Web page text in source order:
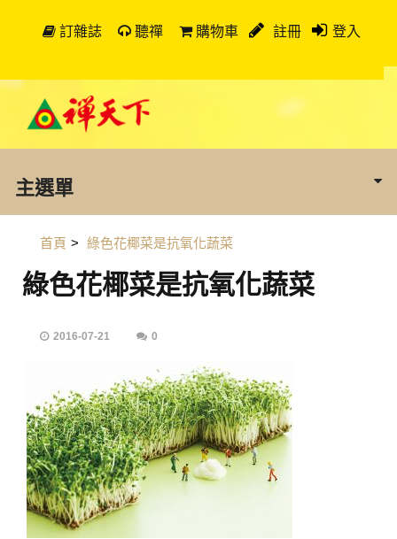
訂雜誌 聽禪 購物車 註冊 登入
主選單
首頁 > 綠色花椰菜是抗氧化蔬菜
綠色花椰菜是抗氧化蔬菜
2016-07-21 0